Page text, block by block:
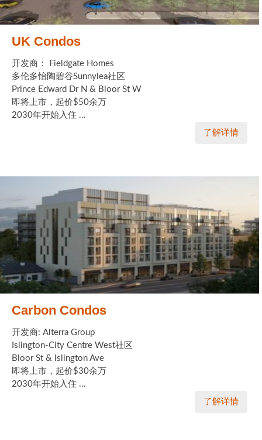
UK Condos
开发商： Fieldgate Homes
多伦多怡陶碧谷Sunnylea社区
Prince Edward Dr N & Bloor St W
即将上市，起价$50余万
2030年开始入住 ...
了解详情
Carbon Condos
开发商: Alterra Group
Islington-City Centre West社区
Bloor St & Islington Ave
即将上市，起价$30余万
2030年开始入住 ...
了解详情